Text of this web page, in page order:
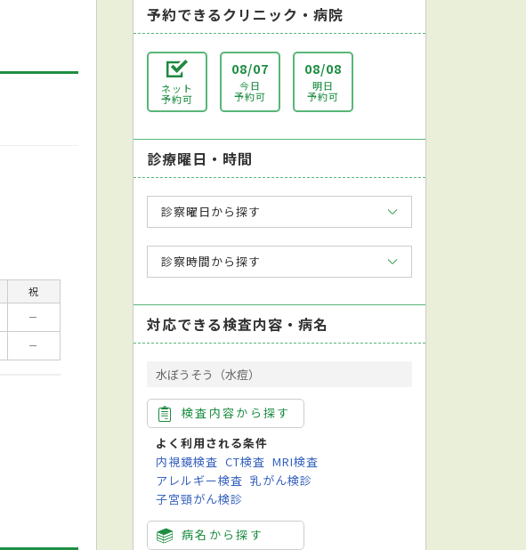
祝
－
－
予約できるクリニック・病院
ネット
予約可
08/07
今日
予約可
08/08
明日
予約可
診療曜日・時間
診察曜日から探す
診察時間から探す
対応できる検査内容・病名
水ぼうそう（水痘）
検査内容から探す
よく利用される条件
内視鏡検査 CT検査 MRI検査
アレルギー検査 乳がん検診
子宮頸がん検診
病名から探す